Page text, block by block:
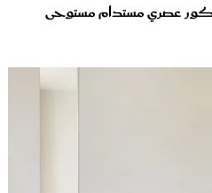
عصري مستدام مستوحى